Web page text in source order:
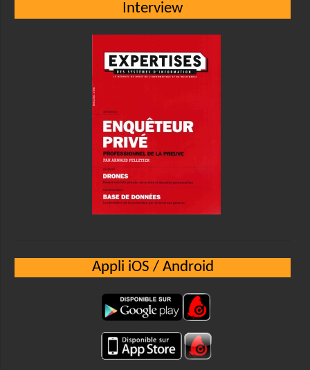
Interview
Appli iOS / Android